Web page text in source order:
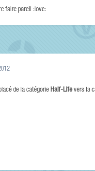
faire pareil :love:
de la catégorie Half-Lifevers la